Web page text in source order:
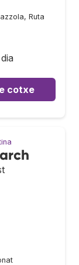
Ruta
cotxe